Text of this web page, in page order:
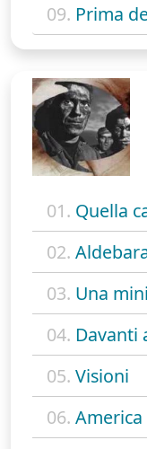
09. Prima
01. Quella
02.
03. Una
04. Davanti
05. Visioni
06.